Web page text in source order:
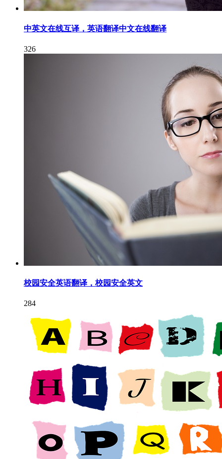
中英文在线互译，英语翻译中文在线翻译
326
校园安全英语翻译，校园安全英文
284